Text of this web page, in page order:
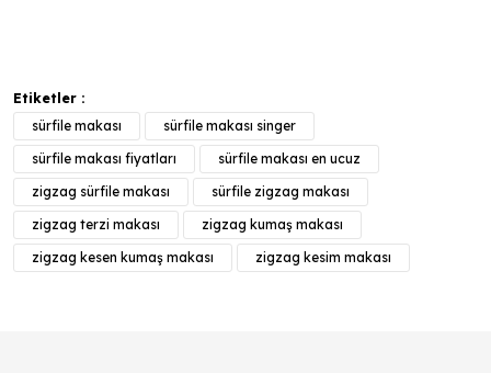
Etiketler :
sürfile makası
sürfile makası singer
sürfile makası fiyatları
sürfile makası en ucuz
zigzag sürfile makası
sürfile zigzag makası
zigzag terzi makası
zigzag kumaş makası
zigzag kesen kumaş makası
zigzag kesim makası